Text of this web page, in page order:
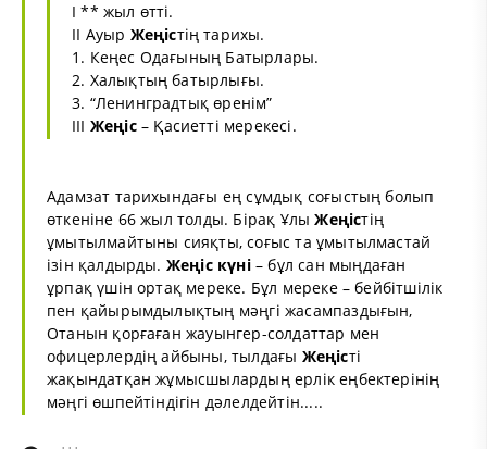
I ** жыл өттi.
II Ауыр Жеңiстiң тарихы.
1. Кеңес Одағының Батырлары.
2. Халықтың батырлығы.
3. “Ленинградтық өренім”
III Жеңіс– Қасиеттi мерекесі.
Адамзат тарихындағы ең сұмдық соғыстың болып
өткеніне 66 жыл толды. Бірақ ҰлыЖеңістің
ұмытылмайтыны сияқты, соғыс та ұмытылмастай
ізін қалдырды. Жеңіс күні– бұл сан мыңдаған
ұрпақ үшін ортақ мереке. Бұл мереке – бейбітшілік
пен қайырымдылықтың мәңгі жасампаздығын,
Отанын қорғаған жауынгер-солдаттар мен
офицерлердің айбыны, тылдағы Жеңісті
жақындатқан жұмысшылардың ерлік еңбектерінің
мәңгі өшпейтіндігін дәлелдейтін.....